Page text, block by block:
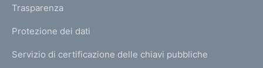
Trasparenza
Protezione dei dati
Servizio di certificazione delle chiavi pubbliche